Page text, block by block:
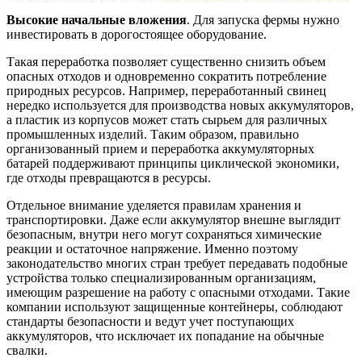
Высокие начальные вложения. Для запуска фермы нужно
инвестировать в дорогостоящее оборудование.
Такая переработка позволяет существенно снизить объем
опасных отходов и одновременно сократить потребление
природных ресурсов. Например, переработанный свинец
нередко используется для производства новых аккумуляторов,
а пластик из корпусов может стать сырьем для различных
промышленных изделий. Таким образом, правильно
организованный прием и переработка аккумуляторных
батарей поддерживают принципы циклической экономики,
где отходы превращаются в ресурсы.
Отдельное внимание уделяется правилам хранения и
транспортировки. Даже если аккумулятор внешне выглядит
безопасным, внутри него могут сохраняться химические
реакции и остаточное напряжение. Именно поэтому
законодательство многих стран требует передавать подобные
устройства только специализированным организациям,
имеющим разрешение на работу с опасными отходами. Такие
компании используют защищенные контейнеры, соблюдают
стандарты безопасности и ведут учет поступающих
аккумуляторов, что исключает их попадание на обычные
свалки.